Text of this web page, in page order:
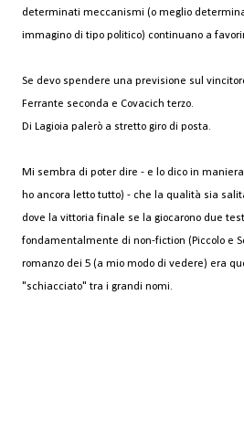
determinati meccanismi (o meglio
immagino di tipo politico) continuano a
Se devo spendere una previsione sul
Ferrante seconda e Covacich terzo.
Di Lagioia palerò a stretto giro di posta.
Mi sembra di poter dire - e lo dico in
ho ancora letto tutto) - che la qualità sia
dove la vittoria finale se la giocarono due
fondamentalmente di non-fiction (Piccolo e
romanzo dei 5 (a mio modo di vedere) era
"schiacciato" tra i grandi nomi.